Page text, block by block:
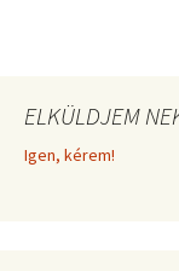
ELKÜLDJEM
Igen, kérem!